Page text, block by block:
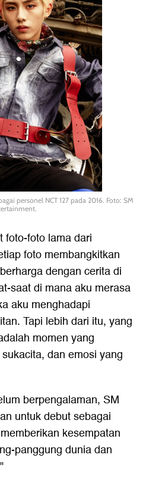
personel NCT 127 pada 2016. Foto: SM
foto-foto lama dari
foto membangkitkan
dengan cerita di
saat di mana aku merasa
aku menghadapi
Tapi lebih dari itu, yang
momen yang
dan emosi yang
berpengalaman, SM
untuk debut sebagai
kesempatan
panggung dunia dan